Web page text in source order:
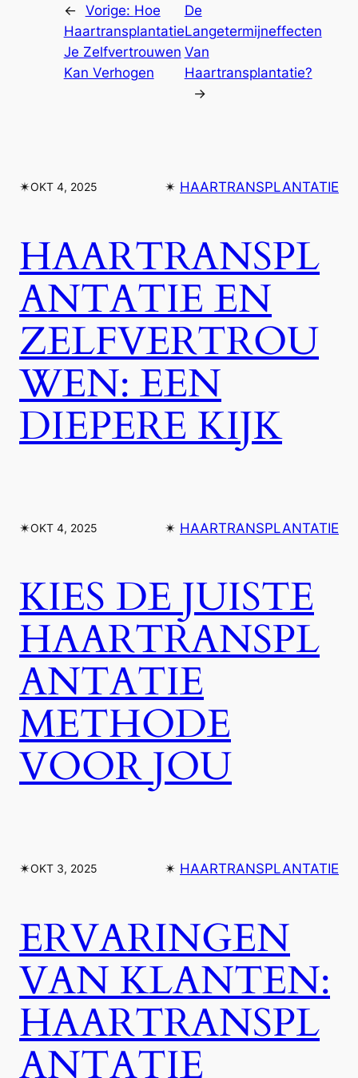
← Vorige: Hoe
Haartransplantatie
Je Zelfvertrouwen
Kan Verhogen
De
Langetermijneffecten
Van
Haartransplantatie?
→
✴︎OKT 4, 2025 ✴︎ HAARTRANSPLANTATIE
HAARTRANSPL
ANTATIE EN
ZELFVERTROU
WEN: EEN
DIEPERE KIJK
✴︎OKT 4, 2025 ✴︎ HAARTRANSPLANTATIE
KIES DE JUISTE
HAARTRANSPL
ANTATIE
METHODE
VOOR JOU
✴︎OKT 3, 2025 ✴︎ HAARTRANSPLANTATIE
ERVARINGEN
VAN KLANTEN:
HAARTRANSPL
ANTATIE